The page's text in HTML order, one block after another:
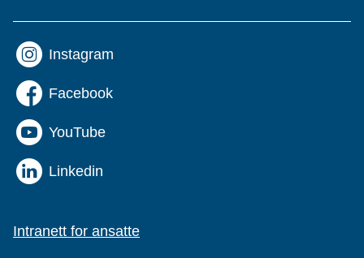
Instagram
Facebook
YouTube
Linkedin
Intranett for ansatte